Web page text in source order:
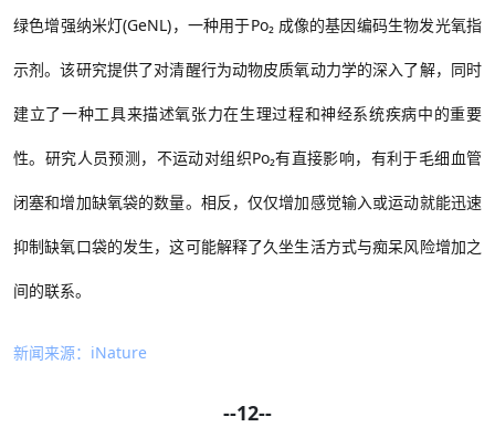
绿色增强纳米灯(GeNL)，一种用于Po₂ 成像的基因编码生物发光氧指
示剂。该研究提供了对清醒行为动物皮质氧动力学的深入了解，同时
建立了一种工具来描述氧张力在生理过程和神经系统疾病中的重要
性。 研究人员预测， 不运动对组织Po₂有直接影响，有利于毛细血管
闭塞和增加缺氧袋的数量。相反，仅仅增加感觉输入或运动就能迅速
抑制缺氧口袋的发生，这可能解释了久坐生活方式与痴呆风险增加之
间的联系。
新闻来源：iNature
--12--